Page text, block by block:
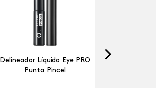
Delineador Líquido Eye PRO
Punta Pincel